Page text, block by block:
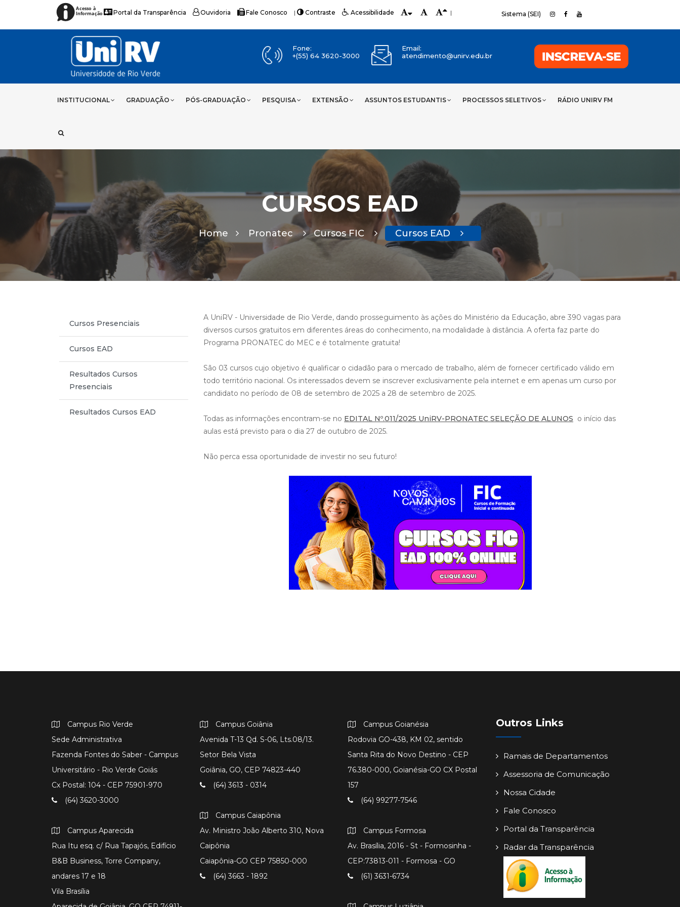
Acesso à
Informação Portal da Transparência Ouvidoria Fale Conosco | Contraste Acessibilidade | Sistema (SEI)
Fone:
+(55) 64 3620-3000
Email:
atendimento@unirv.edu.br
INSTITUCIONAL GRADUAÇÃO PÓS-GRADUAÇÃO PESQUISA EXTENSÃO ASSUNTOS ESTUDANTIS PROCESSOS SELETIVOS RÁDIO UNIRV FM
CURSOS EAD
Home Pronatec Cursos FIC Cursos EAD
Cursos Presenciais
Cursos EAD
Resultados Cursos
Presenciais
Resultados Cursos EAD
A UniRV - Universidade de Rio Verde, dando prosseguimento às ações do Ministério da Educação, abre 390 vagas para
diversos cursos gratuitos em diferentes áreas do conhecimento, na modalidade à distância. A oferta faz parte do
Programa PRONATEC do MEC e é totalmente gratuita!
São 03 cursos cujo objetivo é qualificar o cidadão para o mercado de trabalho, além de fornecer certificado válido em
todo território nacional. Os interessados devem se inscrever exclusivamente pela internet e em apenas um curso por
candidato no período de 08 de setembro de 2025 a 28 de setembro de 2025.
Todas as informações encontram-se no EDITAL Nº.011/2025 UniRV-PRONATEC SELEÇÃO DE ALUNOS o início das
aulas está previsto para o dia 27 de outubro de 2025.
Não perca essa oportunidade de investir no seu futuro!
Campus Rio Verde
Sede Administrativa
Fazenda Fontes do Saber - Campus
Universitário - Rio Verde Goiás
Cx Postal: 104 - CEP 75901-970
(64) 3620-3000
Campus Aparecida
Rua Itu esq. c/ Rua Tapajós, Edifício
B&B Business, Torre Company,
andares 17 e 18
Vila Brasília
Campus Goiânia
Avenida T-13 Qd. S-06, Lts.08/13.
Setor Bela Vista
Goiânia, GO, CEP 74823-440
(64) 3613 - 0314
Campus Caiapônia
Av. Ministro João Alberto 310, Nova
Caipônia
Caiapônia-GO CEP 75850-000
(64) 3663 - 1892
Campus Goianésia
Rodovia GO-438, KM 02, sentido
Santa Rita do Novo Destino - CEP
76.380-000, Goianésia-GO CX Postal
157
(64) 99277-7546
Campus Formosa
Av. Brasília, 2016 - St - Formosinha -
CEP:73813-011 - Formosa - GO
(61) 3631-6734
Outros Links
Ramais de Departamentos
Assessoria de Comunicação
Nossa Cidade
Fale Conosco
Portal da Transparência
Radar da Transparência